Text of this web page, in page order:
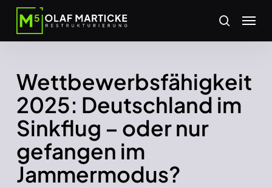
Skip
main
search
Menu
Wettbewerbsfähigkeit
2025: Deutschland im
Sinkflug – oder nur
gefangen im
Jammermodus?